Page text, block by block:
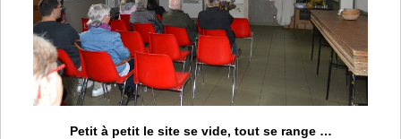
Petit à petit le site se vide, tout se range …